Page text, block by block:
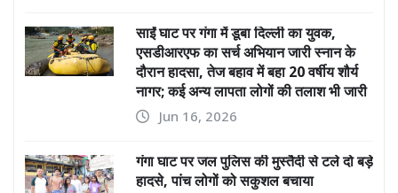
साईं घाट पर गंगा में डूबा दिल्ली का युवक,
एसडीआरएफ का सर्च अभियान जारी स्नान के
दौरान हादसा, तेज बहाव में बहा 20 वर्षीय शौर्य
नागर; कई अन्य लापता लोगों की तलाश भी जारी
Jun 16, 2026
गंगा घाट पर जल पुलिस की मुस्तैदी से टले दो बड़े
हादसे, पांच लोगों को सकुशल बचाया